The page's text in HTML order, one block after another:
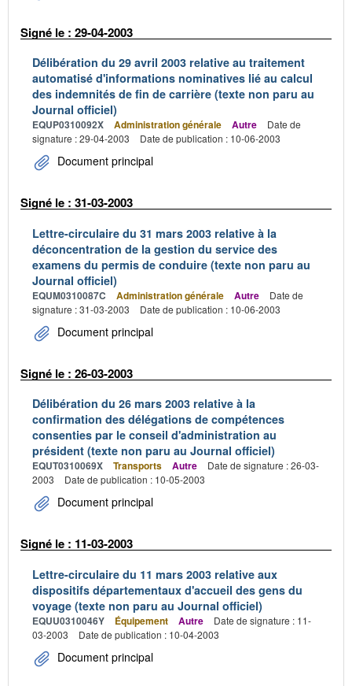
Signé le : 29-04-2003
Délibération du 29 avril 2003 relative au traitement
automatisé d'informations nominatives lié au calcul
des indemnités de fin de carrière (texte non paru au
Journal officiel)
EQUP0310092X Administration générale Autre
Date de
signature : 29-04-2003
Date de publication : 10-06-2003
Document principal
Signé le : 31-03-2003
Lettre-circulaire du 31 mars 2003 relative à la
déconcentration de la gestion du service des
examens du permis de conduire (texte non paru au
Journal officiel)
EQUM0310087C Administration générale Autre
Date de
signature : 31-03-2003
Date de publication : 10-06-2003
Document principal
Signé le : 26-03-2003
Délibération du 26 mars 2003 relative à la
confirmation des délégations de compétences
consenties par le conseil d'administration au
président (texte non paru au Journal officiel)
EQUT0310069X Transports Autre
Date de signature : 26-03-
2003
Date de publication : 10-05-2003
Document principal
Signé le : 11-03-2003
Lettre-circulaire du 11 mars 2003 relative aux
dispositifs départementaux d'accueil des gens du
voyage (texte non paru au Journal officiel)
EQUU0310046Y Équipement Autre
Date de signature : 11-
03-2003
Date de publication : 10-04-2003
Document principal